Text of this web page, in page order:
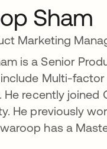
Sham
Marketing
is a Senior
Multi-
He recently joined
He previously
has a